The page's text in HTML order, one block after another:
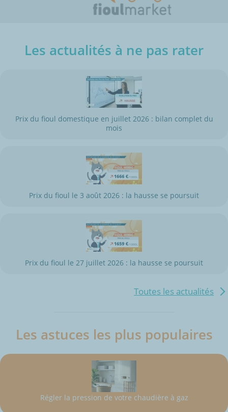
Les actualités à ne pas rater
Prix du fioul domestique en juillet 2026 : bilan complet du
mois
Prix du fioul le 3 août 2026 : la hausse se poursuit
Prix du fioul le 27 juillet 2026 : la hausse se poursuit
Toutes les actualités
Les astuces les plus populaires
Régler la pression de votre chaudière à gaz